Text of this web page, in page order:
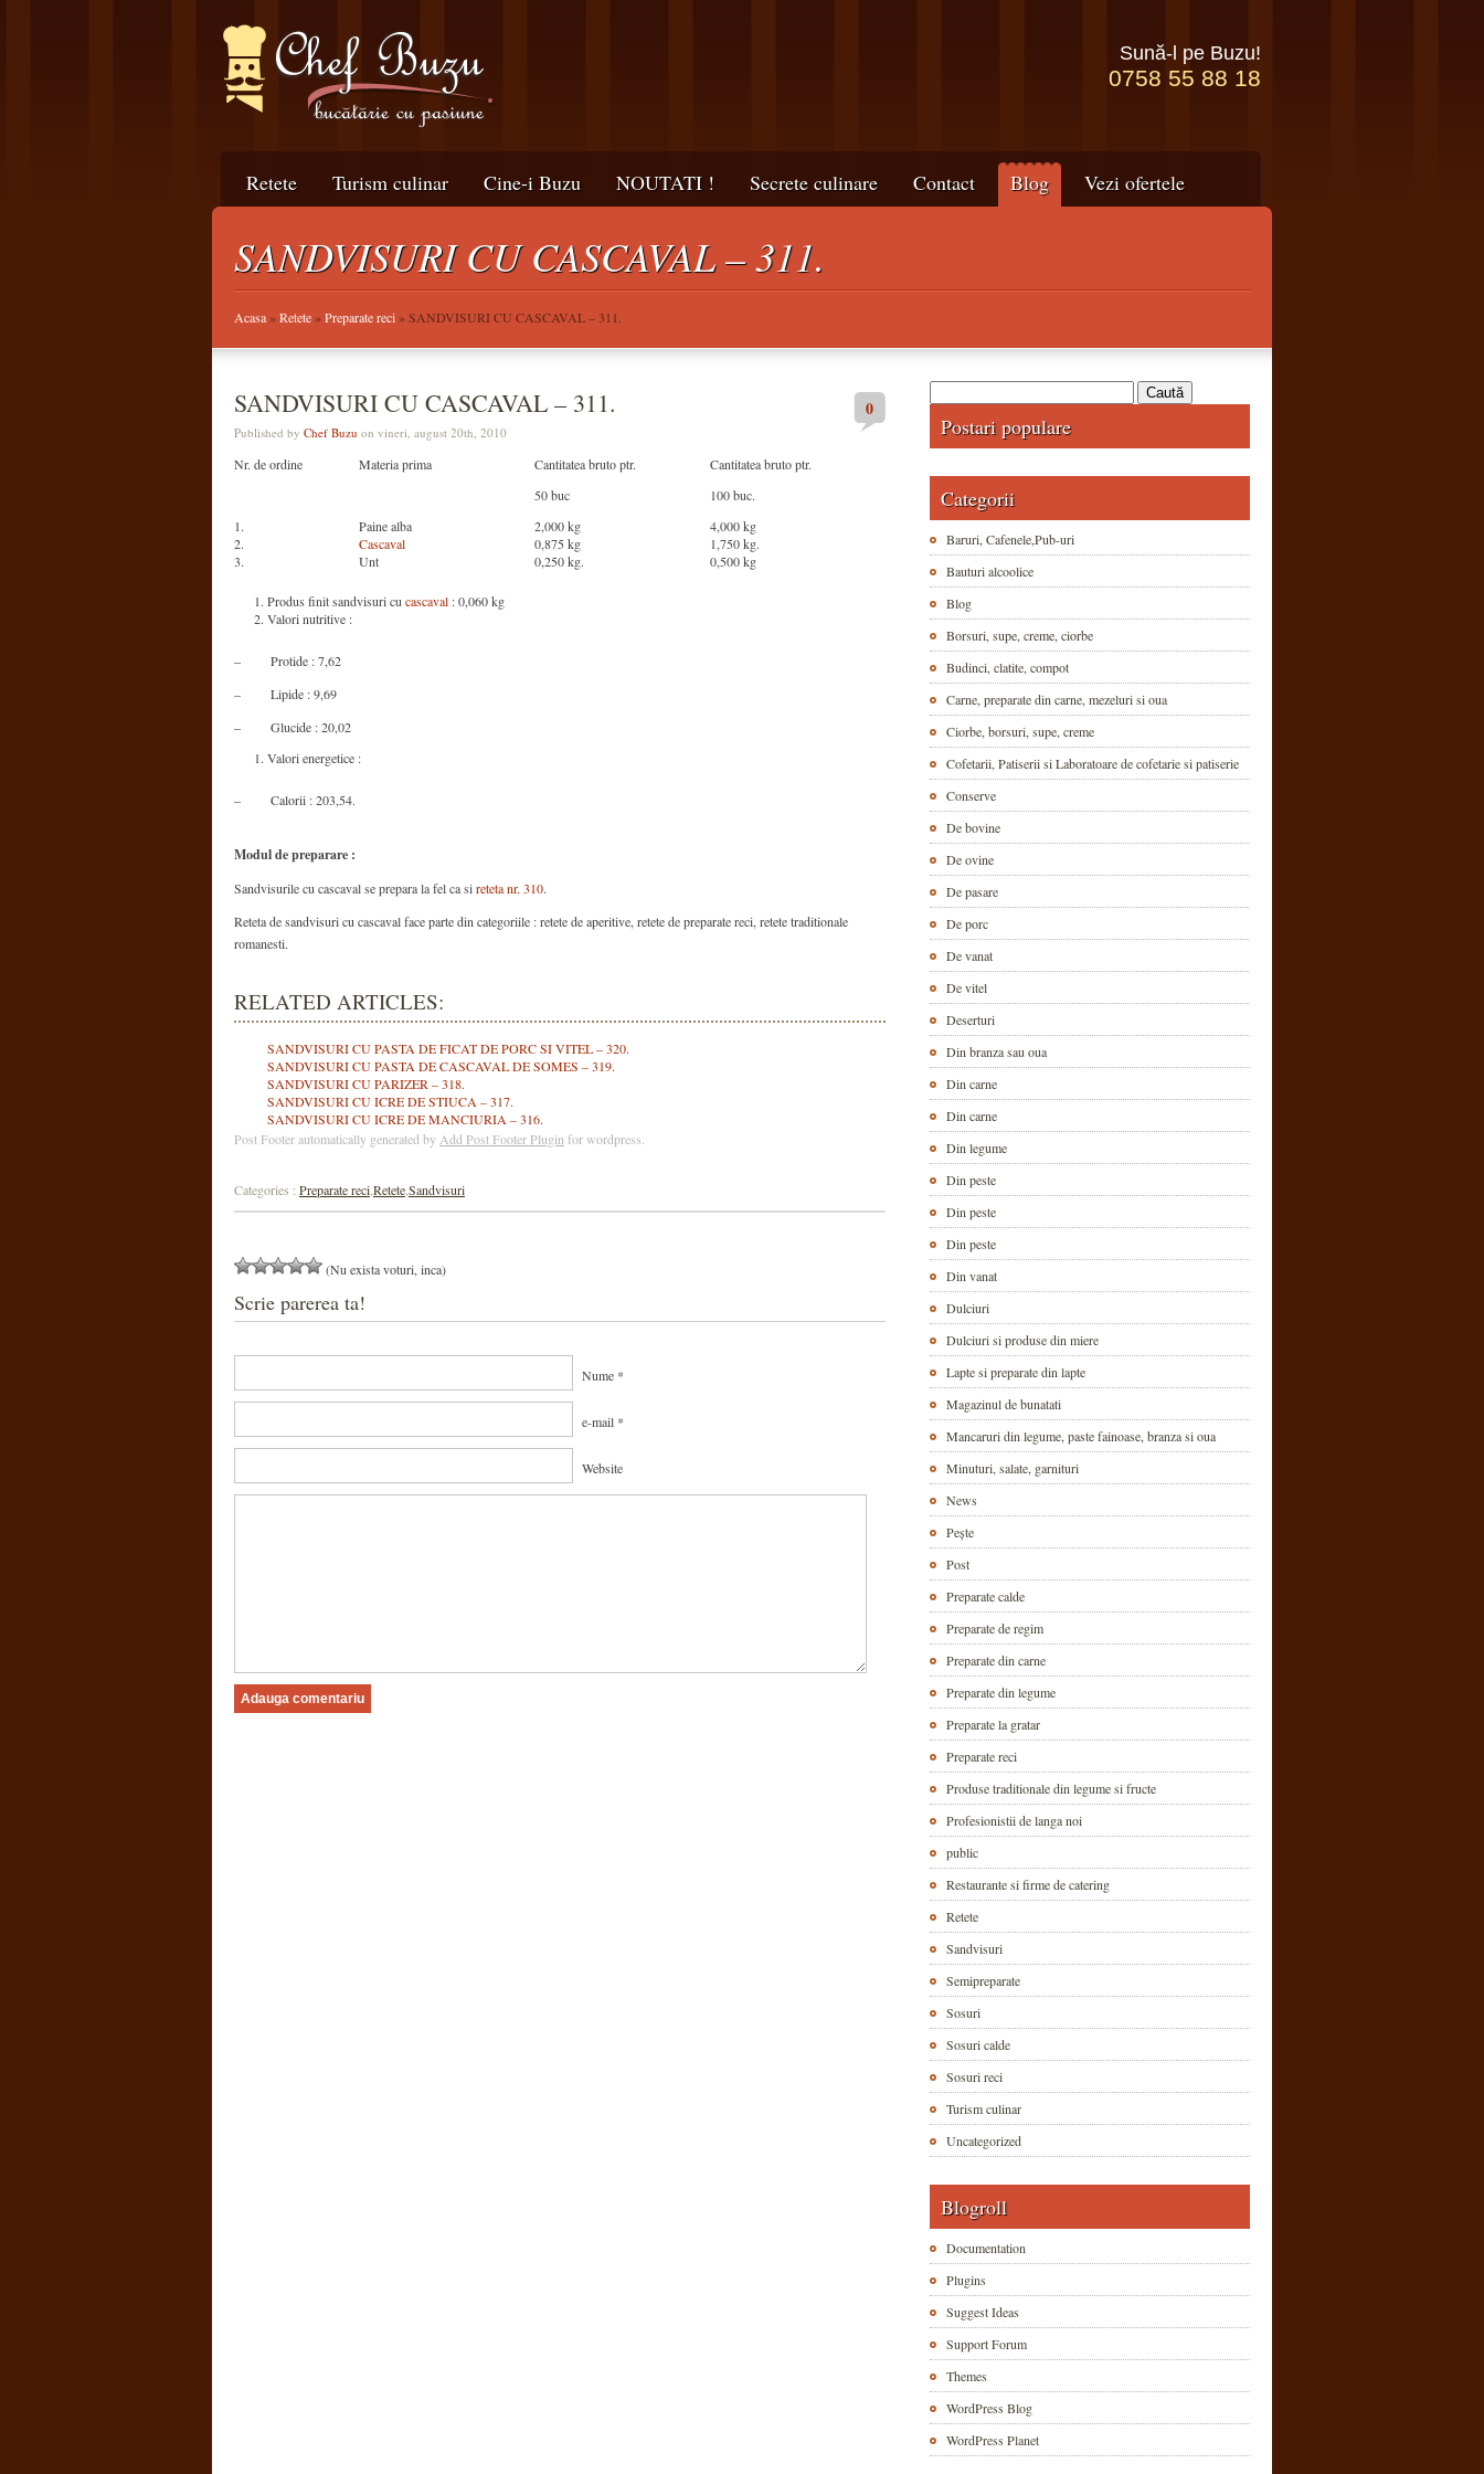
Sună-l pe Buzu!
0758 55 88 18
Retete Turism culinar Cine-i Buzu NOUTATI ! Secrete culinare Contact Blog Vezi ofertele
SANDVISURI CU CASCAVAL – 311.
Acasa»Retete»Preparate reci» SANDVISURI CU CASCAVAL – 311.
SANDVISURI CU CASCAVAL – 311.
Published by Chef Buzu on vineri, august 20th, 2010
0
Nr. de ordine Materia prima
Cantitatea bruto ptr.
50 buc
Cantitatea bruto ptr.
100 buc.
1.
Paine alba 2,000 kg
4,000 kg
2.
Cascaval 0,875 kg
1,750 kg.
3.
Unt 0,250 kg. 0,500 kg
Produs finit sandvisuri cu cascaval : 0,060 kg
Valori nutritive :
– Protide : 7,62
– Lipide : 9,69
– Glucide : 20,02
Valori energetice :
– Calorii : 203,54.
Modul de preparare :
Sandvisurile cu cascaval se prepara la fel ca sireteta nr. 310.
Reteta de sandvisuri cu cascaval face parte din categoriile : retete de aperitive, retete de preparate reci, retete traditionale
romanesti.
RELATED ARTICLES:
SANDVISURI CU PASTA DE FICAT DE PORC SI VITEL – 320.
SANDVISURI CU PASTA DE CASCAVAL DE SOMES – 319.
SANDVISURI CU PARIZER – 318.
SANDVISURI CU ICRE DE STIUCA – 317.
SANDVISURI CU ICRE DE MANCIURIA – 316.
Post Footer automatically generated by Add Post Footer Plugin for wordpress.
Categories : Preparate reciReteteSandvisuri
(Nu exista voturi, inca)
Scrie parerea ta!
Nume *
e-mail *
Website
după:
Postari populare
Categorii
Baruri, Cafenele,Pub-uri
Bauturi alcoolice
Blog
Borsuri, supe, creme, ciorbe
Budinci, clatite, compot
Carne, preparate din carne, mezeluri si oua
Ciorbe, borsuri, supe, creme
Cofetarii, Patiserii si Laboratoare de cofetarie si patiserie
Conserve
De bovine
De ovine
De pasare
De porc
De vanat
De vitel
Deserturi
Din branza sau oua
Din carne
Din carne
Din legume
Din peste
Din peste
Din peste
Din vanat
Dulciuri
Dulciuri si produse din miere
Lapte si preparate din lapte
Magazinul de bunatati
Mancaruri din legume, paste fainoase, branza si oua
Minuturi, salate, garnituri
News
Pește
Post
Preparate calde
Preparate de regim
Preparate din carne
Preparate din legume
Preparate la gratar
Preparate reci
Produse traditionale din legume si fructe
Profesionistii de langa noi
public
Restaurante si firme de catering
Retete
Sandvisuri
Semipreparate
Sosuri
Sosuri calde
Sosuri reci
Turism culinar
Uncategorized
Blogroll
Documentation
Plugins
Suggest Ideas
Support Forum
Themes
WordPress Blog
WordPress Planet